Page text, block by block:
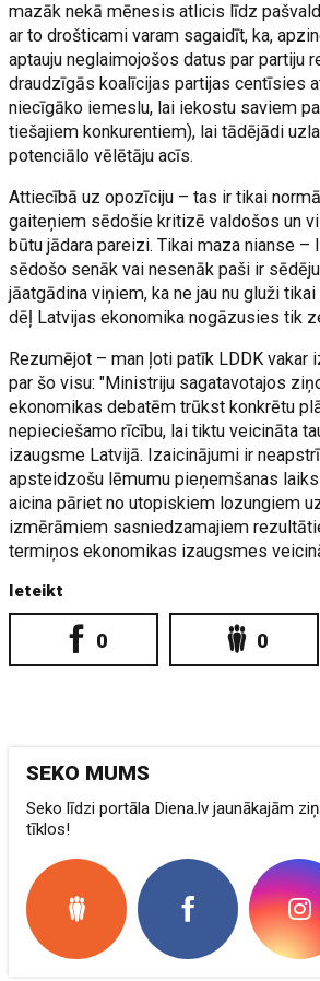
mazāk nekā mēnesis atlicis līdz
ar to drošticami varam sagaidīt, ka,
aptauju neglaimojošos datus par partiju
draudzīgās koalīcijas partijas centīsies
niecīgāko iemeslu, lai iekostu saviem
tiešajiem konkurentiem), lai tādējādi
potenciālo vēlētāju acīs.
Attiecībā uz opozīciju – tas ir tikai
gaiteņiem sēdošie kritizē valdošos un
būtu jādara pareizi. Tikai maza nianse –
sēdošo senāk vai nesenāk paši ir
jāatgādina viņiem, ka ne jau nu gluži
dēļ Latvijas ekonomika nogāzusies tik
Rezumējot – man ļoti patīk LDDK vakar
par šo visu: "Ministriju sagatavotajos
ekonomikas debatēm trūkst konkrētu
nepieciešamo rīcību, lai tiktu veicināta
izaugsme Latvijā. Izaicinājumi ir
apsteidzošu lēmumu pieņemšanas
aicina pāriet no utopiskiem lozungiem
izmērāmiem sasniedzamajiem
termiņos ekonomikas izaugsmes
Ieteikt
0 0
SEKO MUMS
Seko līdzi portāla Diena.lv jaunākajām
tīklos!